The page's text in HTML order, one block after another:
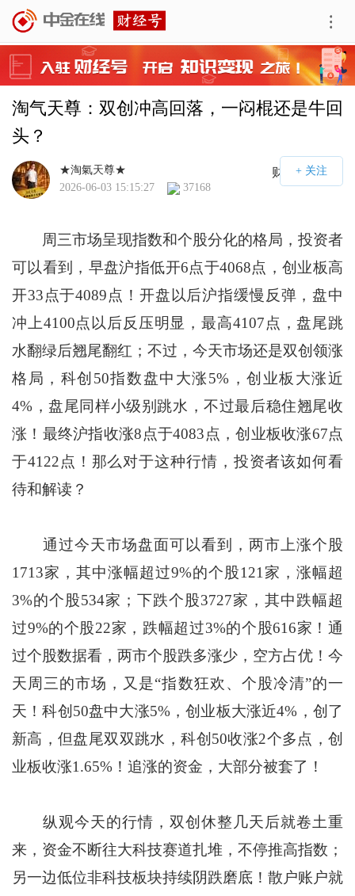
淘气天尊：双创冲高回落，一闷棍还是牛回
头？
财经号APP
★淘氣天尊★
2026-06-03 15:15:27
37168
周三市场呈现指数和个股分化的格局，投资者
可以看到，早盘沪指低开6点于4068点，创业板高
开33点于4089点！开盘以后沪指缓慢反弹，盘中
冲上4100点以后反压明显，最高4107点，盘尾跳
水翻绿后翘尾翻红；不过，今天市场还是双创领涨
格局，科创50指数盘中大涨5%，创业板大涨近
4%，盘尾同样小级别跳水，不过最后稳住翘尾收
涨！最终沪指收涨8点于4083点，创业板收涨67点
于4122点！那么对于这种行情，投资者该如何看
待和解读？
通过今天市场盘面可以看到，两市上涨个股
1713家，其中涨幅超过9%的个股121家，涨幅超
3%的个股534家；下跌个股3727家，其中跌幅超
过9%的个股22家，跌幅超过3%的个股616家！通
过个股数据看，两市个股跌多涨少，空方占优！今
天周三的市场，又是“指数狂欢、个股冷清”的一
天！科创50盘中大涨5%，创业板大涨近4%，创了
新高，但盘尾双双跳水，科创50收涨2个多点，创
业板收涨1.65%！追涨的资金，大部分被套了！
纵观今天的行情，双创休整几天后就卷土重
来，资金不断往大科技赛道扎堆，不停推高指数；
另一边低位非科技板块持续阴跌磨底！散户账户就